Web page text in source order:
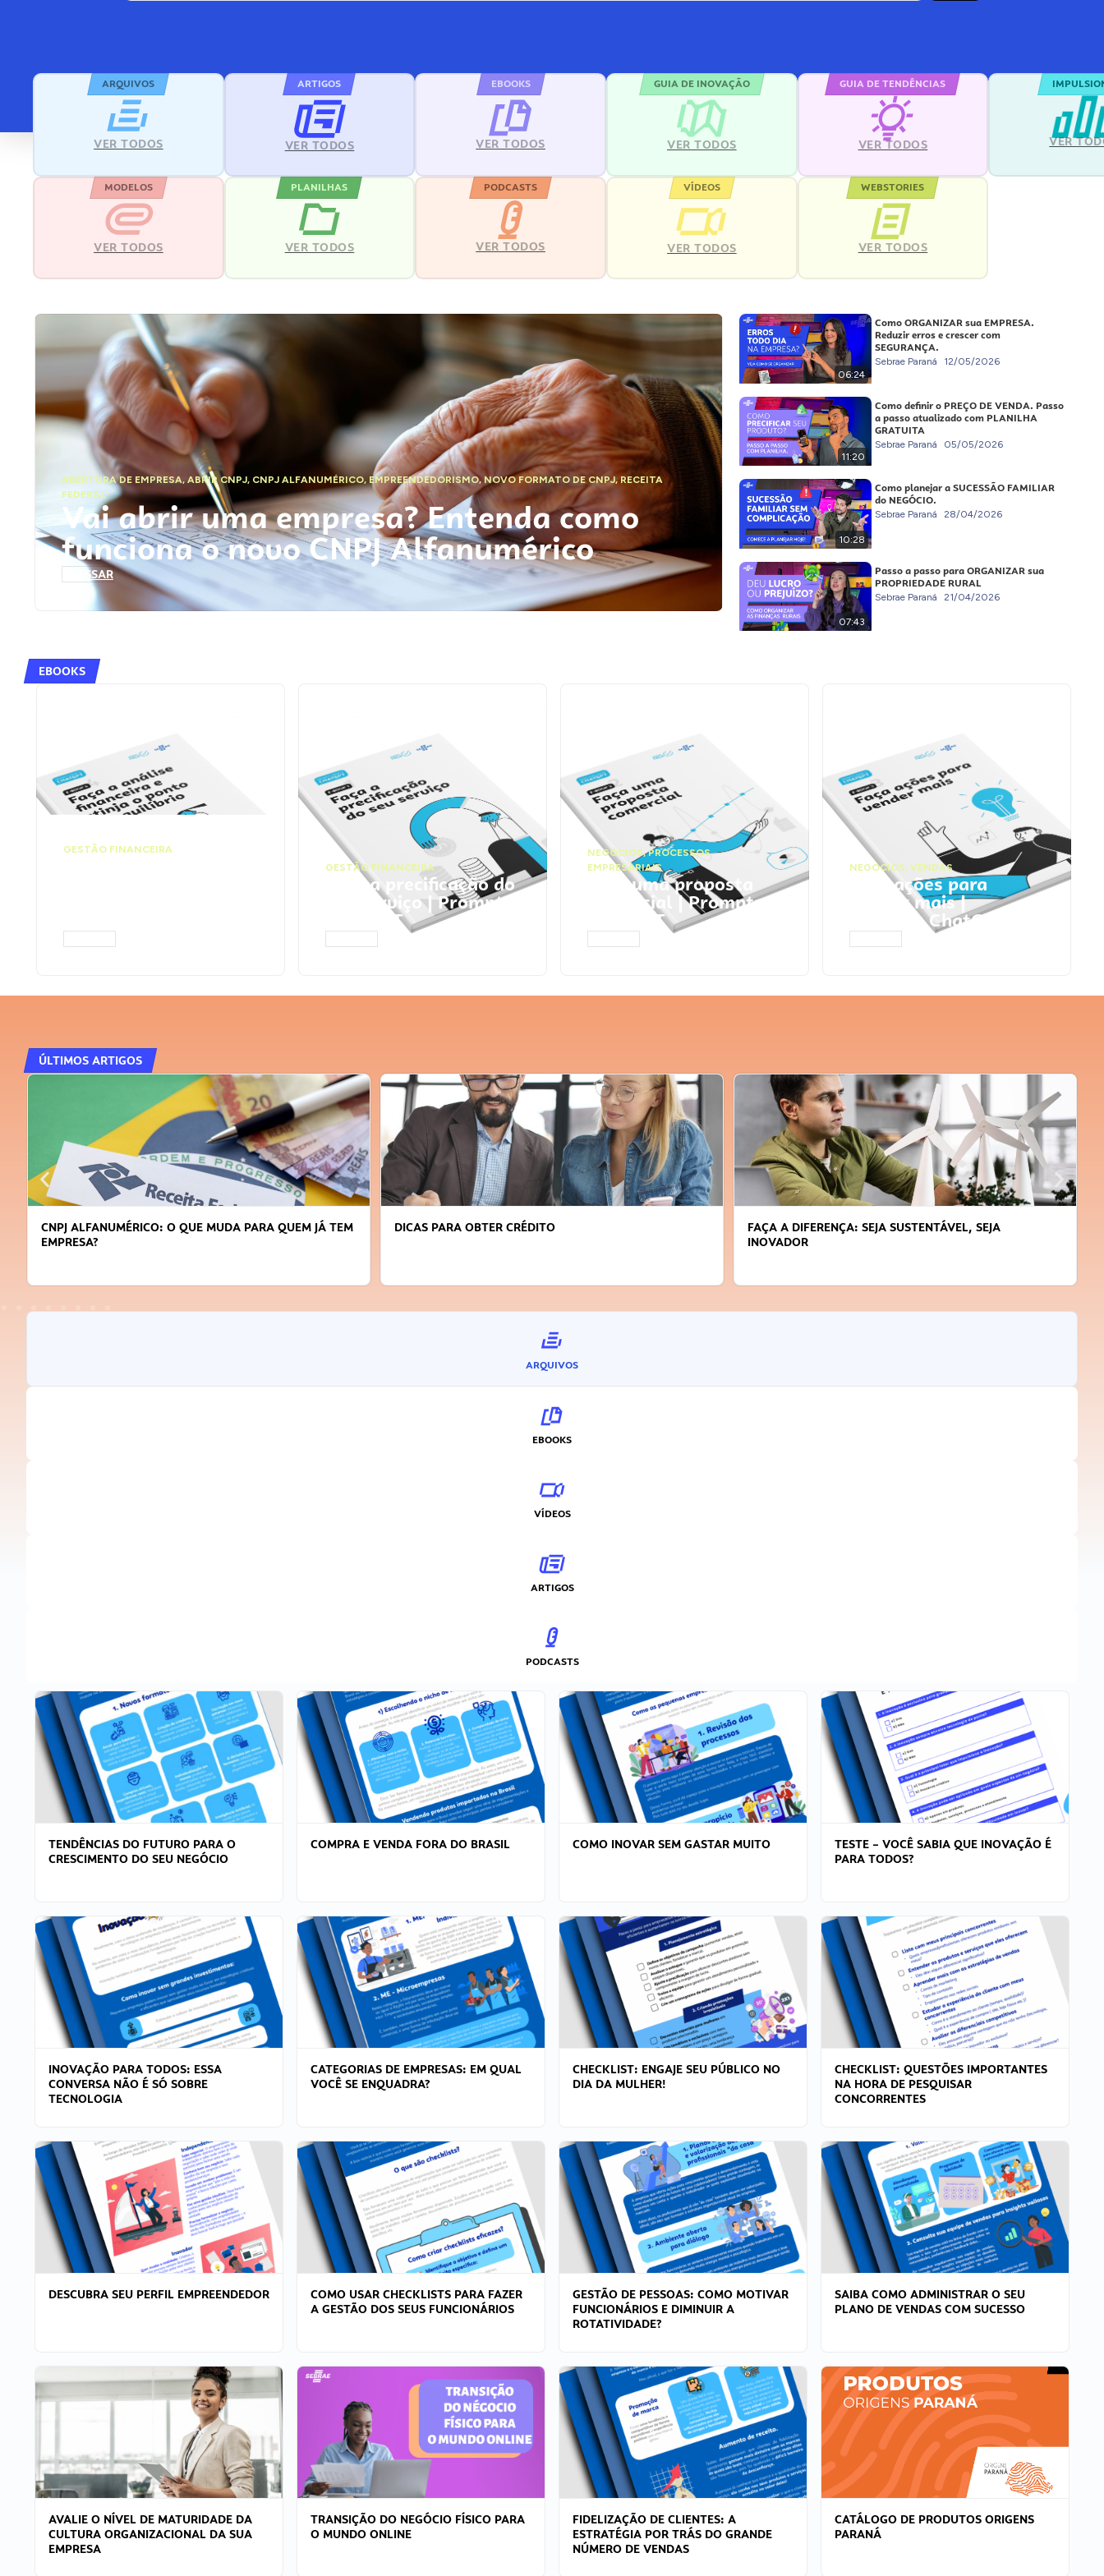
ARQUIVOS
VER TODOS
ARTIGOS
VER TODOS
EBOOKS
VER TODOS
GUIA DE INOVAÇÃO
VER TODOS
GUIA DE TENDÊNCIAS
VER TODOS VER
MODELOS
VER TODOS
PLANILHAS
VER TODOS
PODCASTS
VER TODOS
VÍDEOS
VER TODOS
WEBSTORIES
VER TODOS
ABERTURA DE EMPRESA,ABRIR CNPJ, CNPJ ALFANUMÉRICO, EMPREENDEDORISMO,NOVO FORMATO DE CNPJ,RECEITA
FEDERAL
Vai abrir uma empresa? Entenda como
funciona o novo CNPJ Alfanumérico
ACESSAR
06:24
Como ORGANIZAR sua EMPRESA.
Reduzir erros e crescer com
SEGURANÇA.
Sebrae Paraná 12/05/2026
11:20
Como definir o PREÇO DE VENDA. Passo
a passo atualizado com PLANILHA
GRATUITA
Sebrae Paraná 05/05/2026
10:28
Como planejar a SUCESSÃO FAMILIAR
do NEGÓCIO.
Sebrae Paraná 28/04/2026
07:43
Passo a passo para ORGANIZAR sua
PROPRIEDADE RURAL
Sebrae Paraná 21/04/2026
EBOOKS
GESTÃO FINANCEIRA
GESTÃO FINANCEIRA
Faça a precificação do
seu serviço | Prompts
ChatGPT
NEGÓCIOS,PROCESSOS
EMPRESARIAIS
Faça uma proposta
comercial | Prompts
ChatGPT
NEGÓCIOS, VENDAS
Faça ações para
vender mais |
Prompts ChatGPT
ÚLTIMOS ARTIGOS
CNPJ ALFANUMÉRICO: O QUE MUDA PARA QUEM JÁ TEM
EMPRESA?
DICAS PARA OBTER CRÉDITO
FAÇA A DIFERENÇA: SEJA SUSTENTÁVEL, SEJA
INOVADOR
ARQUIVOS
EBOOKS
VÍDEOS
ARTIGOS
PODCASTS
TENDÊNCIAS DO FUTURO PARA O
CRESCIMENTO DO SEU NEGÓCIO
COMPRA E VENDA FORA DO BRASIL COMO INOVAR SEM GASTAR MUITO
TESTE – VOCÊ SABIA QUE INOVAÇÃO É
PARA TODOS?
INOVAÇÃO PARA TODOS: ESSA
CONVERSA NÃO É SÓ SOBRE
TECNOLOGIA
CATEGORIAS DE EMPRESAS: EM QUAL
VOCÊ SE ENQUADRA?
CHECKLIST: ENGAJE SEU PÚBLICO NO
DIA DA MULHER!
CHECKLIST: QUESTÕES IMPORTANTES
NA HORA DE PESQUISAR
CONCORRENTES
DESCUBRA SEU PERFIL EMPREENDEDOR
COMO USAR CHECKLISTS PARA FAZER
A GESTÃO DOS SEUS FUNCIONÁRIOS
GESTÃO DE PESSOAS: COMO MOTIVAR
FUNCIONÁRIOS E DIMINUIR A
ROTATIVIDADE?
SAIBA COMO ADMINISTRAR O SEU
PLANO DE VENDAS COM SUCESSO
AVALIE O NÍVEL DE MATURIDADE DA
CULTURA ORGANIZACIONAL DA SUA
EMPRESA
TRANSIÇÃO DO NEGÓCIO FÍSICO PARA
O MUNDO ONLINE
FIDELIZAÇÃO DE CLIENTES: A
ESTRATÉGIA POR TRÁS DO GRANDE
NÚMERO DE VENDAS
CATÁLOGO DE PRODUTOS ORIGENS
PARANÁ